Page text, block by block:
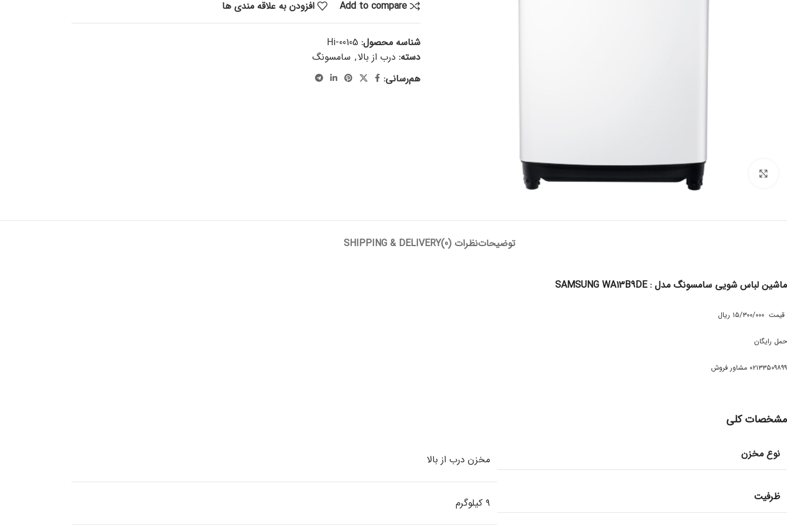
برای بزرگنمایی کلیک کنید
Add to compare
افزودن به علاقه مندی ها
شناسه محصول: Hi-00105
دسته: درب از بالا, سامسونگ
هم‌رسانی:
توضیحاتنظرات (0) SHIPPING & DELIVERY
ماشین لباس شویی سامسونگ مدل : SAMSUNG WA13B9DE
قیمت ۱۵/۳۰۰/۰۰۰ ریال
حمل رایگان
۰۲۱۳۳۵۰۹۸۹۹ مشاور فروش
مشخصات کلی
نوع مخزن مخزن درب از بالا
ظرفیت ۹ کیلوگرم